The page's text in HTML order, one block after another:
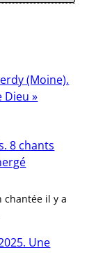
(Moine).
Dieu »
8 chants
chantée il y a
Une